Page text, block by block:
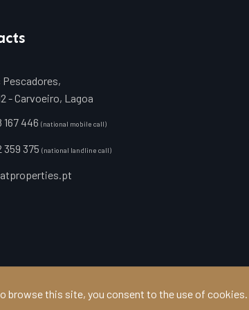
Pescadores,
- Carvoeiro, Lagoa
167 446(national mobile call)
359 375(national landline call)
browse this site, you consent to the use of cookies.